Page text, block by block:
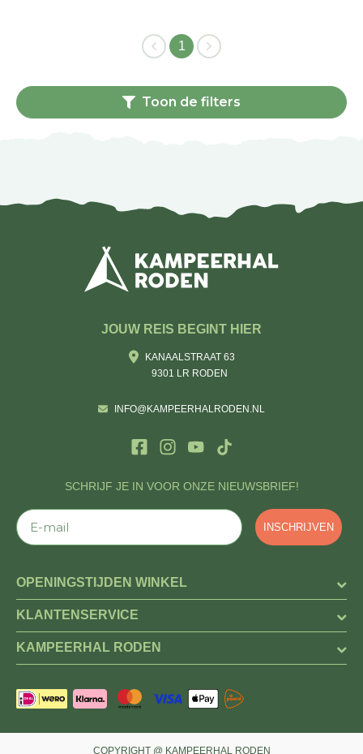
1
Toon de filters
SCHRIJF JE IN VOOR ONZE NIEUWSBRIEF!
E-mail
INSCHRIJVEN
JOUW REIS BEGINT HIER
KANAALSTRAAT 63
9301 LR RODEN
INFO@KAMPEERHALRODEN.NL
OPENINGSTIJDEN WINKEL
KLANTENSERVICE
KAMPEERHAL RODEN
COPYRIGHT @ KAMPEERHAL RODEN